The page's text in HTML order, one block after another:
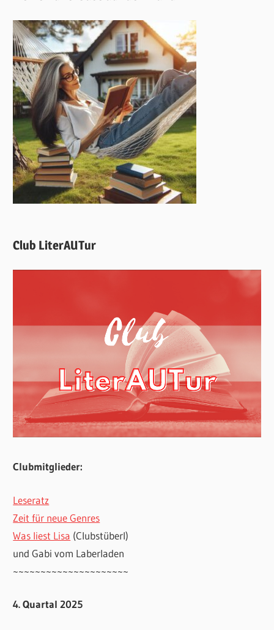
Club LiterAUTur
Clubmitglieder:
Leseratz
Zeit für neue Genres
Was liest Lisa (Clubstüberl)
und Gabi vom Laberladen
~~~~~~~~~~~~~~~~~~~~~
4. Quartal 2025